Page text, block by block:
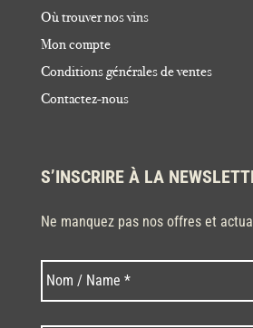
Où trouver nos vins
Mon compte
Conditions générales de ventes
Contactez-nous
S’INSCRIRE À LA
Ne manquez pas nos offres et
Nom *